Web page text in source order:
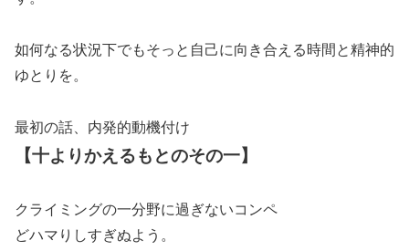
如何なる状況下でもそっと自己に向き合える時間と精神的
ゆとりを。
最初の話、内発的動機付け
【十よりかえるもとのその一】
クライミングの一分野に過ぎないコンペ
どハマりしすぎぬよう。